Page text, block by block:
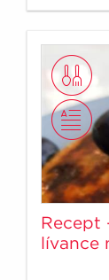
Recept
lívance